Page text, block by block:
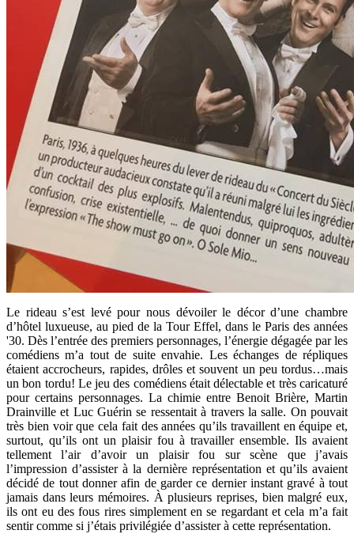
Le rideau s’est levé pour nous dévoiler le décor d’une chambre
d’hôtel luxueuse, au pied de la Tour Effel, dans le Paris des années
'30. Dès l’entrée des premiers personnages, l’énergie dégagée par les
comédiens m’a tout de suite envahie. Les échanges de répliques
étaient accrocheurs, rapides, drôles et souvent un peu tordus…mais
un bon tordu! Le jeu des comédiens était délectable et très caricaturé
pour certains personnages. La chimie entre Benoit Brière, Martin
Drainville et Luc Guérin se ressentait à travers la salle. On pouvait
très bien voir que cela fait des années qu’ils travaillent en équipe et,
surtout, qu’ils ont un plaisir fou à travailler ensemble. Ils avaient
tellement l’air d’avoir un plaisir fou sur scène que j’avais
l’impression d’assister à la dernière représentation et qu’ils avaient
décidé de tout donner afin de garder ce dernier instant gravé à tout
jamais dans leurs mémoires. À plusieurs reprises, bien malgré eux,
ils ont eu des fous rires simplement en se regardant et cela m’a fait
sentir comme si j’étais privilégiée d’assister à cette représentation.